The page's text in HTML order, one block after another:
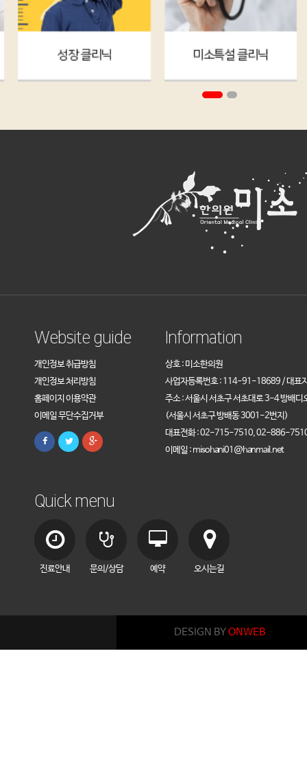
성장 클리닉 미소특설 클리닉
Website guide
개인정보 취급방침
개인정보 처리방침
홈페이지 이용약관
이메일 무단수집거부
Information
상호 : 미소한의원
사업자등록번호 : 114-91-18689 / 대표
주소 : 서울시 서초구 서초대로 3-4 방배
(서울시 서초구 방배동 3001-2번지)
대표전화 : 02-715-7510, 02-886-
이메일 : misohani01@hanmail.net
Quick menu
진료안내 문의/상담 예약 오시는길
DESIGN BYONWEB